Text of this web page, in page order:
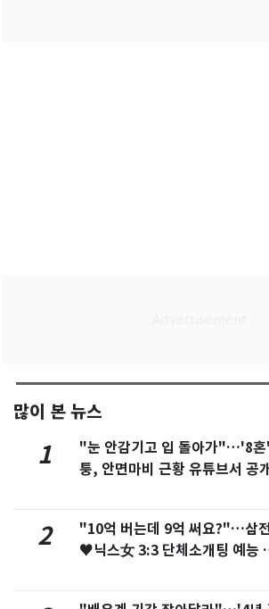
많이 본 뉴스
1
"눈 안감기고 입 돌아가"…'8혼
퉁, 안면마비 근황 유튜브서 공
2
"10억 버는데 9억 써요?"…삼
♥닉스女 3:3 단체소개팅 예능